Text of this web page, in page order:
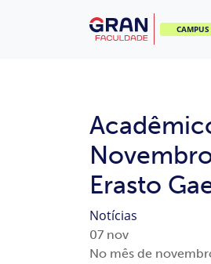
Erasto
Notícias
07 nov
No mês de